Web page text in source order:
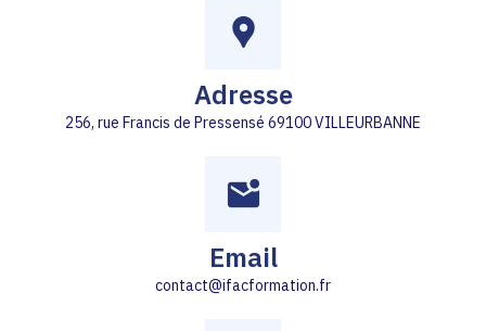
Adresse
256, rue Francis de Pressensé 69100 VILLEURBANNE
Email
contact@ifacformation.fr